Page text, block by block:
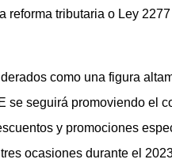
reforma tributaria o Ley 2277
como una figura
se seguirá promoviendo el
y promociones
ocasiones durante el